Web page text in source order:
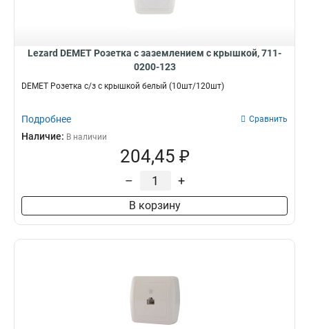
Lezard DEMET Розетка с заземлением с крышкой, 711-
0200-123
DEMET Розетка с/з с крышкой белый (10шт/120шт)
Подробнее Сравнить
Наличие: В наличии
204,45 ₽
– +
В корзину